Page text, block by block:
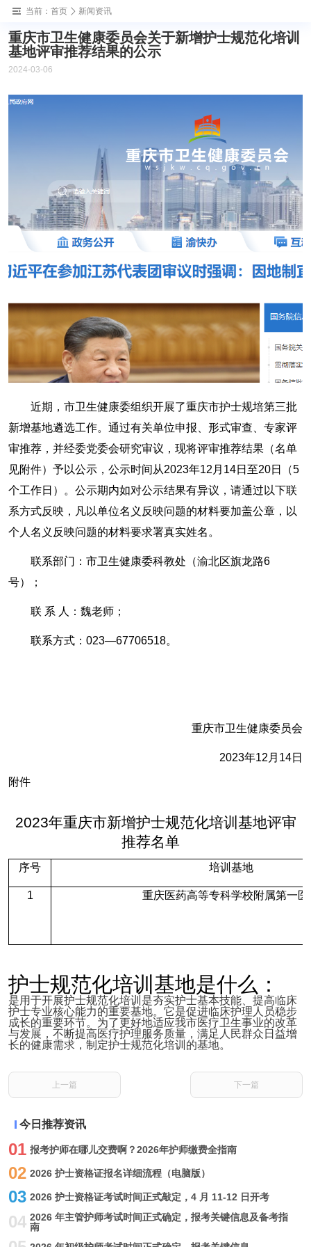
当前： 首页 新闻资讯
重庆市卫生健康委员会关于新增护士规范化培训
基地评审推荐结果的公示
2024-03-06
近期，市卫生健康委组织开展了重庆市护士规培第三批
新增基地遴选工作。通过有关单位申报、形式审查、专家评
审推荐，并经委党委会研究审议，现将评审推荐结果（名单
见附件）予以公示，公示时间从2023年12月 14日至20日（5
个工作日）。公示期内如对公示结果有异议，请通过以下联
系方式反映，凡以单位名义反映问题的材料要加盖公章，以
个人名义反映问题的材料要求署真实姓名。
联系部门：市卫生健康委科教处（渝北区旗龙路6
号）；
联 系 人：魏老师；
联系方式： 023—67706518。
重庆市卫生健康委员会
2023年12月 14日
附件
2023年重庆市新增护士规范化培训基地评审
推荐名单
序号 培训基地
1 重庆医药高等专科学校附属第一医
护士规范化培训基地是什么：
是用于开展护士规范化培训是夯实护士基本技能、提高临床
护士专业核心能力的重要基地。它是促进临床护理人员稳步
成长的重要环节。为了更好地适应我市医疗卫生事业的改革
与发展，不断提高医疗护理服务质量，满足人民群众日益增
长的健康需求，制定护士规范化培训的基地。
上一篇 下一篇
今日推荐资讯
01 报考护师在哪儿交费啊？2026年护师缴费全指南
02 2026 护士资格证报名详细流程（电脑版）
03 2026 护士资格证考试时间正式敲定，4 月 11-12 日开考
04 2026 年主管护师考试时间正式确定，报考关键信息及备考指
南